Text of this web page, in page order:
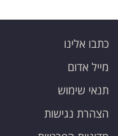
כתבו אלינו
מייל אדום
תנאי שימוש
הצהרת נגישות